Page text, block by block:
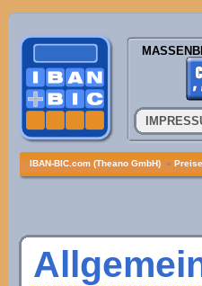
IBAN-BIC.com (Theano GmbH) » Preise